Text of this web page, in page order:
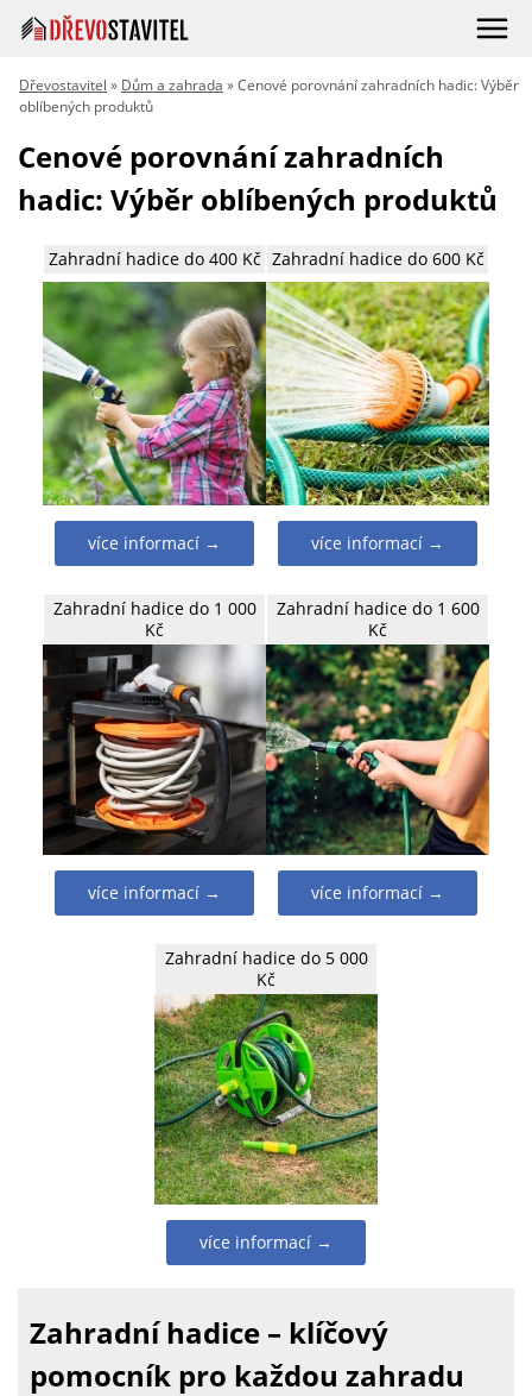
Dřevostavitel » Dům a zahrada » Cenové porovnání zahradních hadic: Výběr
oblíbených produktů
Cenové porovnání zahradních
hadic: Výběr oblíbených produktů
Zahradní hadice do 400 Kč
více informací →
Zahradní hadice do 600 Kč
více informací →
Zahradní hadice do 1 000
Kč
více informací →
Zahradní hadice do 1 600
Kč
více informací →
Zahradní hadice do 5 000
Kč
více informací →
Zahradní hadice – klíčový
pomocník pro každou zahradu